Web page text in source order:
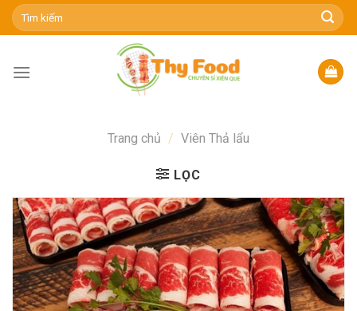
Skip
Tìm
kiếm:
Trang chủ / Viên Thả lẩu
LỌC